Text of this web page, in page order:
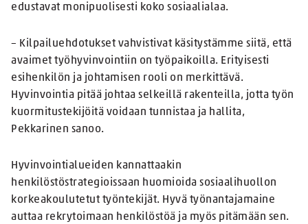
edustavat monipuolisesti koko sosiaalialaa.
– Kilpailuehdotukset vahvistivat käsitystämme siitä, että
avaimet työhyvinvointiin on työpaikoilla. Erityisesti
esihenkilön ja johtamisen rooli on merkittävä.
Hyvinvointia pitää johtaa selkeillä rakenteilla, jotta työn
kuormitustekijöitä voidaan tunnistaa ja hallita,
Pekkarinen sanoo.
Hyvinvointialueiden kannattaakin
henkilöstöstrategioissaan huomioida sosiaalihuollon
korkeakoulutetut työntekijät. Hyvä työnantajamaine
auttaa rekrytoimaan henkilöstöä ja myös pitämään sen.